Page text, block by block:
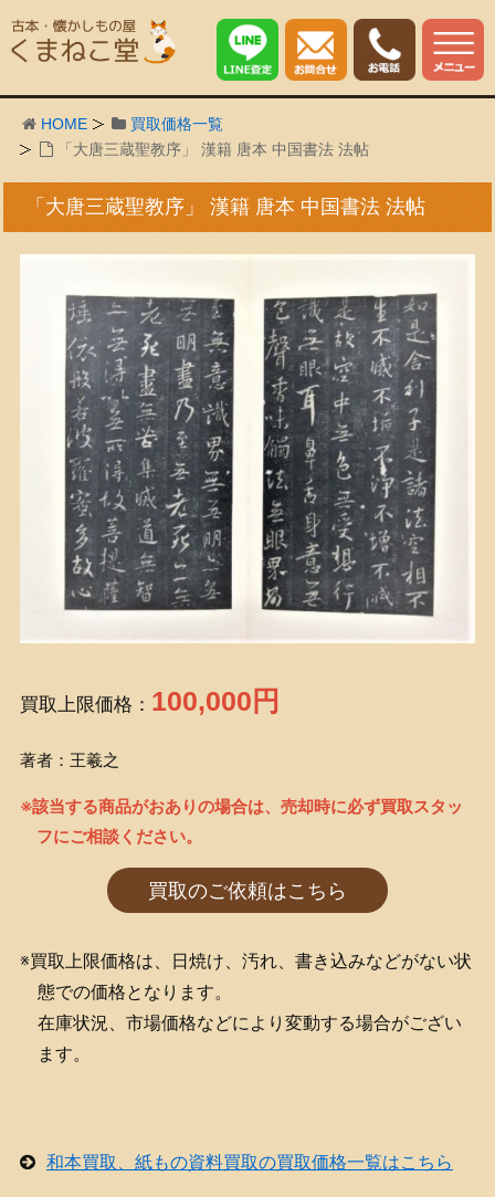
HOME
買取価格一覧
「大唐三蔵聖教序」 漢籍 唐本 中国書法 法帖
「大唐三蔵聖教序」 漢籍 唐本 中国書法 法帖
買取上限価格： 100,000円
著者：王羲之
※該当する商品がおありの場合は、売却時に必ず買取スタッ
フにご相談ください。
買取のご依頼はこちら
※買取上限価格は、日焼け、汚れ、書き込みなどがない状
態での価格となります。
在庫状況、市場価格などにより変動する場合がござい
ます。
和本買取、紙もの資料買取の買取価格一覧はこちら